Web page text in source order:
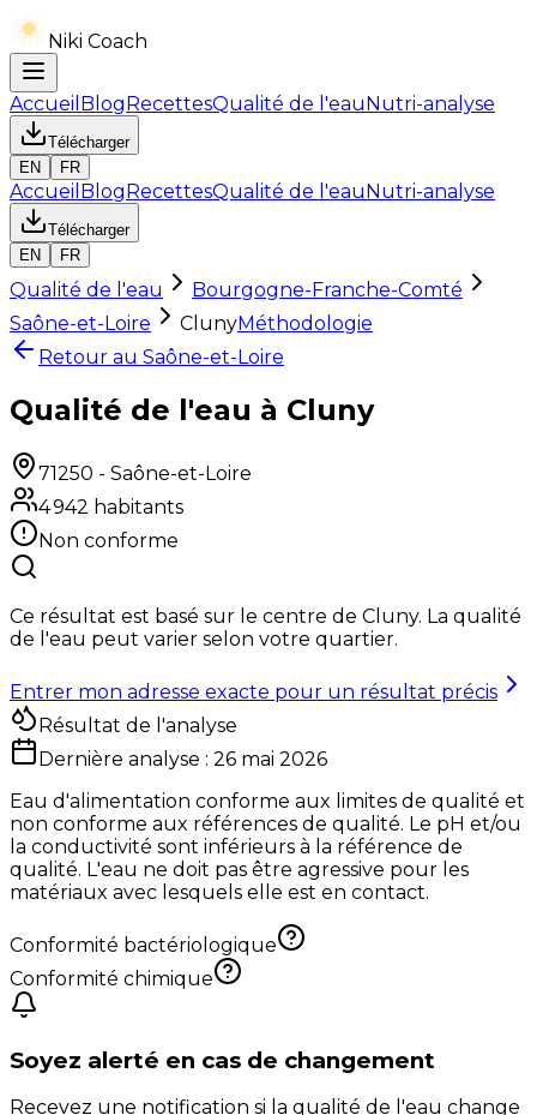
Niki Coach
Accueil BlogRecettesQualité de l'eauNutri-analyse
Télécharger
EN
FR
Accueil BlogRecettesQualité de l'eauNutri-analyse
Télécharger
EN
FR
Qualité de l'eau
Bourgogne-Franche-Comté
Saône-et-Loire
ClunyMéthodologie
Retour au Saône-et-Loire
Qualité de l'eau à Cluny
71250 - Saône-et-Loire
4 942 habitants
Non conforme
Ce résultat est basé sur le centre de Cluny. La qualité
de l'eau peut varier selon votre quartier.
Entrer mon adresse exacte pour un résultat précis
Résultat de l'analyse
Dernière analyse : 26 mai 2026
Eau d'alimentation conforme aux limites de qualité et
non conforme aux références de qualité. Le pH et/ou
la conductivité sont inférieurs à la référence de
qualité. L'eau ne doit pas être agressive pour les
matériaux avec lesquels elle est en contact.
Conformité bactériologique
Conformité chimique
Soyez alerté en cas de changement
Recevez une notification si la qualité de l'eau change